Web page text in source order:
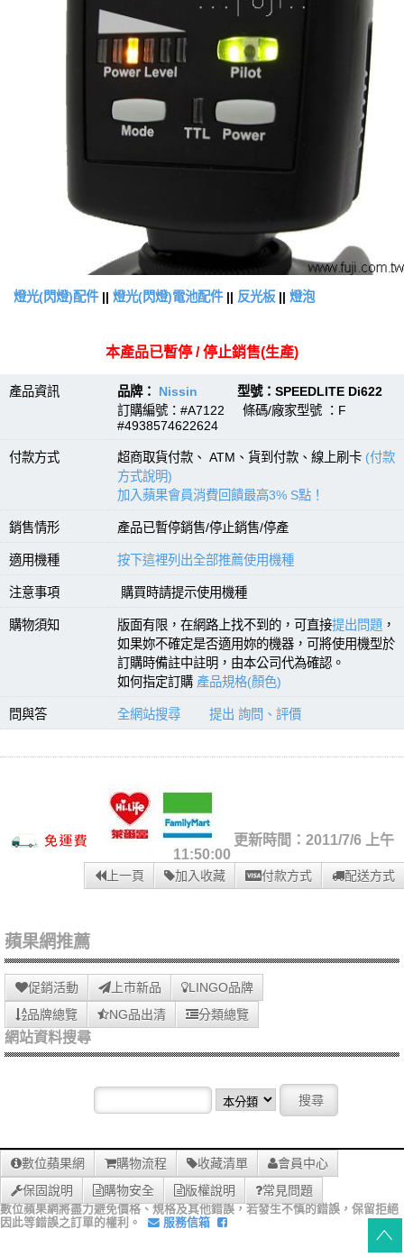
燈光(閃燈)配件|| 燈光(閃燈)電池配件|| 反光板 || 燈泡
本產品已暫停 / 停止銷售(生產)
產品資訊 品牌： Nissin 型號：SPEEDLITE Di622
訂購編號：#A7122 條碼/廠家型號 ：F
#4938574622624
付款方式 超商取貨付款、 ATM、貨到付款、線上刷卡 (付款
方式說明)
加入蘋果會員消費回饋最高3% S點！
銷售情形 產品已暫停銷售/停止銷售/停產
適用機種 按下這裡列出全部推薦使用機種
注意事項 購買時請提示使用機種
購物須知 版面有限，在網路上找不到的，可直接提出問題 ，
如果妳不確定是否適用妳的機器，可將使用機型於
訂購時備註中註明，由本公司代為確認。
如何指定訂購 產品規格(顏色)
問與答 全網站搜尋 提出 詢問、評價
更新時間：2011/7/6 上午
11:50:00
上一頁 加入收藏 付款方式 配送方式
蘋果網推薦
促銷活動 上市新品
LINGO品牌
品牌總覽
NG品出清 分類總覽
網站資料搜尋
數位蘋果網 購物流程 收藏清單
會員中心
保固說明
購物安全 版權說明 常見問題
數位蘋果網將盡力避免價格、規格及其他錯誤，若發生不慎的錯誤，保留拒絕
因此等錯誤之訂單的權利。
服務信箱